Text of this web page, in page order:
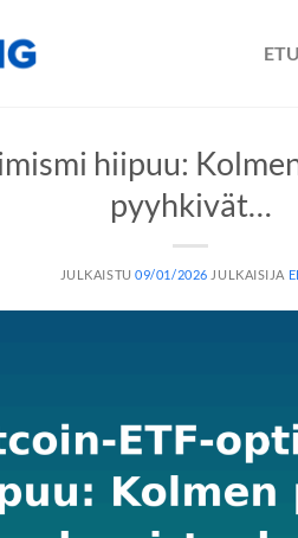
hiipuu:
pyyhkivät…
JULKAISTU09/01/2026 JULKAISIJA